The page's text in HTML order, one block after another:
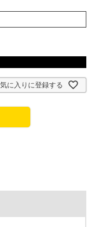
に入りに登録する